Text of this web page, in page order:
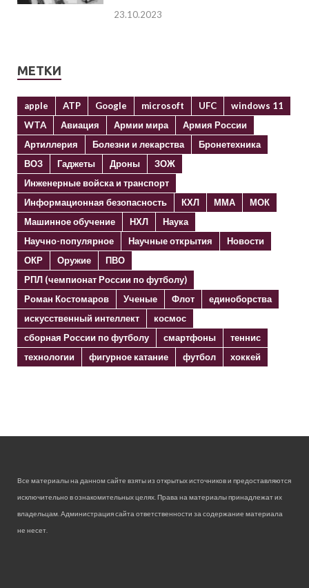
23.10.2023
МЕТКИ
apple ATP Google microsoft UFC
windows 11
WTA
Авиация Армии мира
Армия России
Артиллерия
Болезни и лекарства
Бронетехника
ВОЗ
Гаджеты Дроны
ЗОЖ
Инженерные войска и транспорт
Информационная безопасность
КХЛ ММА
МОК
Машинное обучение
НХЛ
Наука
Научно-популярное
Научные открытия
Новости
ОКР
Оружие
ПВО
РПЛ (чемпионат России по футболу)
Роман Костомаров
Ученые Флот
единоборства
искусственный интеллект
космос
сборная России по футболу
смартфоны
теннис
технологии
фигурное катание футбол хоккей
Все материалы на данном сайте взяты из открытых источников и предоставляются
исключительно в ознакомительных целях. Права на материалы принадлежат их
владельцам. Администрация сайта ответственности за содержание материала
не несет.